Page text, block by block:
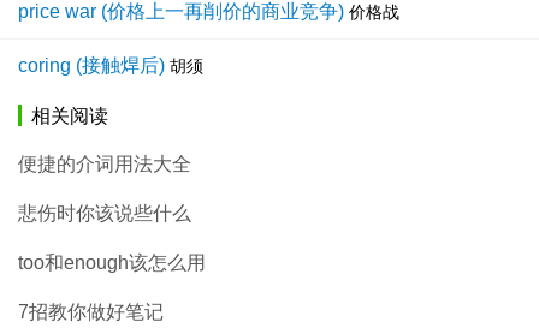
price war (价格上一再削价的商业竞争) 价格战
coring (接触焊后) 胡须
相关阅读
便捷的介词用法大全
悲伤时你该说些什么
too和enough该怎么用
7招教你做好笔记